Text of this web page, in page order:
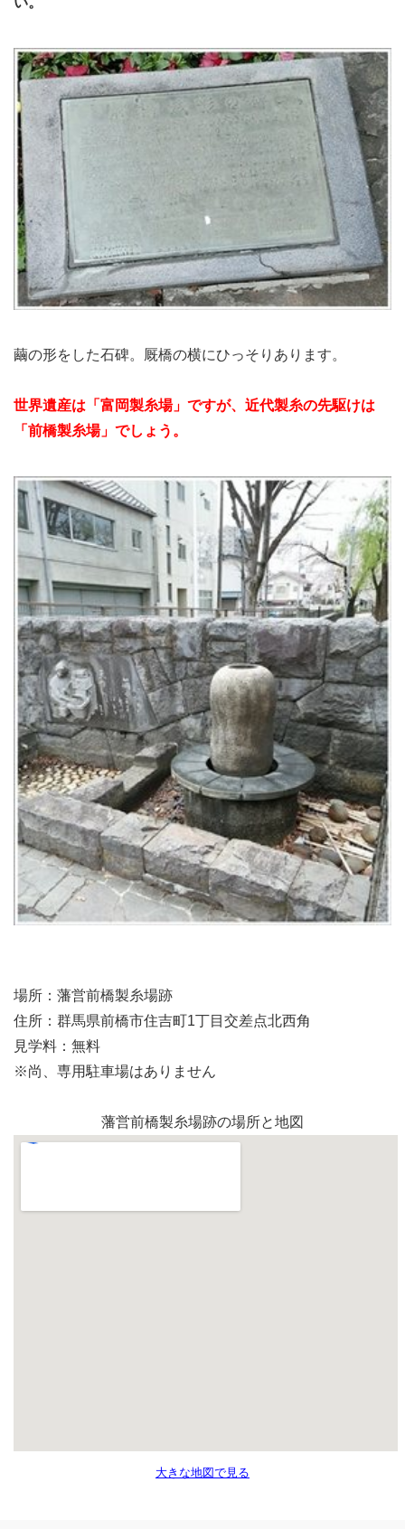
繭の形をした石碑。厩橋の横にひっそりあります。
世界遺産は「富岡製糸場」ですが、近代製糸の先駆けは
「前橋製糸場」でしょう。
場所：藩営前橋製糸場跡
住所：群馬県前橋市住吉町1丁目交差点北西角
見学料：無料
※尚、専用駐車場はありません
藩営前橋製糸場跡の場所と地図
大きな地図で見る